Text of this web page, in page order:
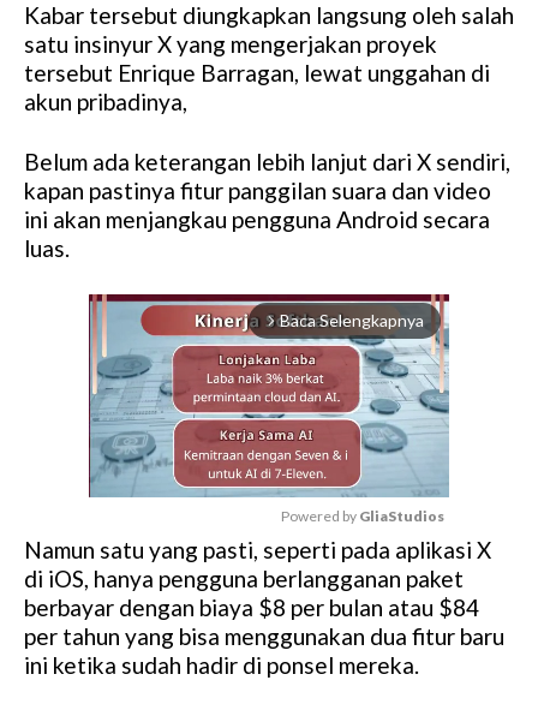
Kabar tersebut diungkapkan langsung oleh salah
satu insinyur X yang mengerjakan proyek
tersebut Enrique Barragan, lewat unggahan di
akun pribadinya,
Belum ada keterangan lebih lanjut dari X sendiri,
kapan pastinya fitur panggilan suara dan video
ini akan menjangkau pengguna Android secara
luas.
arrow_forward_ios Baca Selengkapnya
M
u
t
e
Powered by GliaStudios
Namun satu yang pasti, seperti pada aplikasi X
di iOS, hanya pengguna berlangganan paket
berbayar dengan biaya $8 per bulan atau $84
per tahun yang bisa menggunakan dua fitur baru
ini ketika sudah hadir di ponsel mereka.